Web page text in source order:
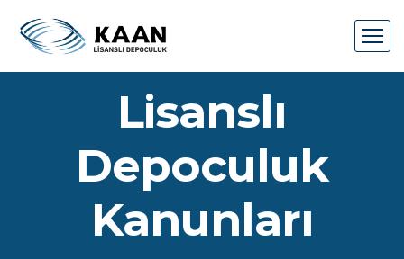
Lisanslı
Depoculuk
Kanunları